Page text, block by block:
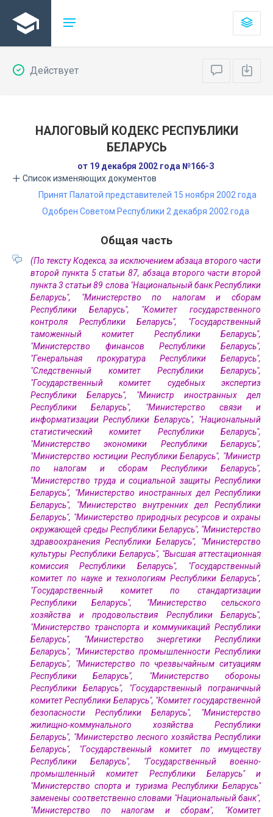
Действует
НАЛОГОВЫЙ КОДЕКС РЕСПУБЛИКИ
БЕЛАРУСЬ
от 19 декабря 2002 года №166-З
Список изменяющих документов
Принят Палатой представителей 15 ноября 2002 года
Одобрен Советом Республики 2 декабря 2002 года
Общая часть
(По тексту Кодекса, за исключением абзаца второго части
второй пункта 5 статьи 87, абзаца второго части второй
пункта 3 статьи 89 слова "Национальный банк Республики
Беларусь", "Министерство по налогам и сборам
Республики Беларусь", "Комитет государственного
контроля Республики Беларусь", "Государственный
таможенный комитет Республики Беларусь",
"Министерство финансов Республики Беларусь",
"Генеральная прокуратура Республики Беларусь",
"Следственный комитет Республики Беларусь",
"Государственный комитет судебных экспертиз
Республики Беларусь", "Министр иностранных дел
Республики Беларусь", "Министерство связи и
информатизации Республики Беларусь", "Национальный
статистический комитет Республики Беларусь",
"Министерство экономики Республики Беларусь",
"Министерство юстиции Республики Беларусь", "Министр
по налогам и сборам Республики Беларусь",
"Министерство труда и социальной защиты Республики
Беларусь", "Министерство иностранных дел Республики
Беларусь", "Министерство внутренних дел Республики
Беларусь", "Министерство природных ресурсов и охраны
окружающей среды Республики Беларусь", "Министерство
здравоохранения Республики Беларусь", "Министерство
культуры Республики Беларусь", "Высшая аттестационная
комиссия Республики Беларусь", "Государственный
комитет по науке и технологиям Республики Беларусь",
"Государственный комитет по стандартизации
Республики Беларусь", "Министерство сельского
хозяйства и продовольствия Республики Беларусь",
"Министерство транспорта и коммуникаций Республики
Беларусь", "Министерство энергетики Республики
Беларусь", "Министерство промышленности Республики
Беларусь", "Министерство по чрезвычайным ситуациям
Республики Беларусь", "Министерство обороны
Республики Беларусь", "Государственный пограничный
комитет Республики Беларусь", "Комитет государственной
безопасности Республики Беларусь", "Министерство
жилищно-коммунального хозяйства Республики
Беларусь", "Министерство лесного хозяйства Республики
Беларусь", "Государственный комитет по имуществу
Республики Беларусь", "Государственный военно-
промышленный комитет Республики Беларусь" и
"Министерство спорта и туризма Республики Беларусь"
заменены соответственно словами "Национальный банк",
"Министерство по налогам и сборам", "Комитет